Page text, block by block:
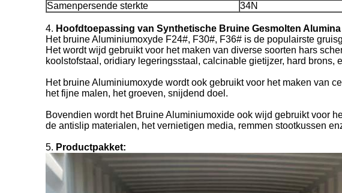
Samenpersende sterkte
34N
4. Hoofdtoepassing van Synthetische Bruine Gesmolten
Het bruine Aluminiumoxyde F24#, F30#, F36# is de populairste
Het wordt wijd gebruikt voor het maken van diverse soorten hars
koolstofstaal, oridiary legeringsstaal, calcinable gietijzer, hard brons,
Het bruine Aluminiumoxyde wordt ook gebruikt voor het maken van
het fijne malen, het groeven, snijdend doel.
Bovendien wordt het Bruine Aluminiumoxide ook wijd gebruikt voor
de antislip materialen, het vernietigen media, remmen stootkussen
5. Productpakket: